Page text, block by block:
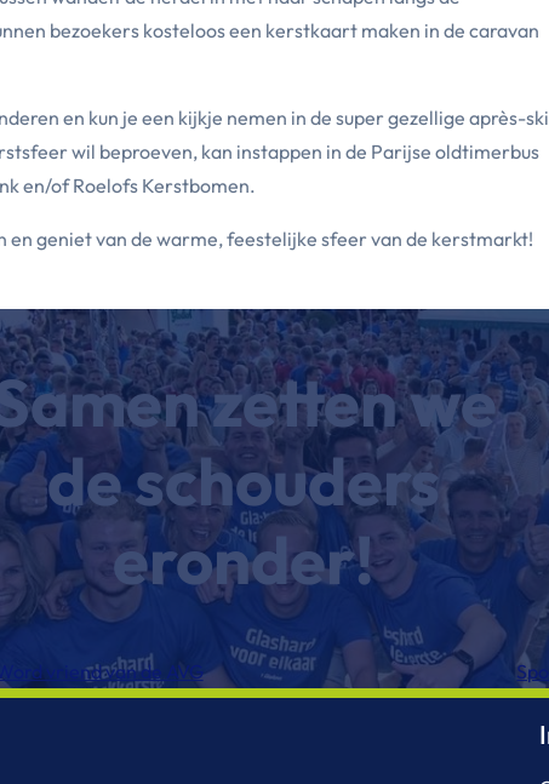
bezoekers kosteloos een kerstkaart maken in de caravan
en kun je een kijkje nemen in de super gezellige après-ski
wil beproeven, kan instappen in de Parijse oldtimerbus
en/of Roelofs Kerstbomen.
en geniet van de warme, feestelijke sfeer van de kerstmarkt!
zetten we
deschouders
eronder!
vriend van de AVG